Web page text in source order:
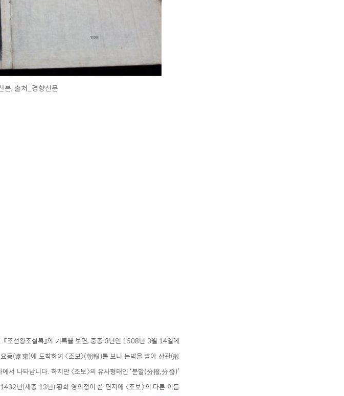
본, 출처_경향신문
조선왕조실록』의 기록을 보면, 중종 3년인 1508년 3월 14일에
(遼東)에 도착하여 〈조보〉(朝報)를 보니 논박을 받아 산관(散
서 나타납니다. 하지만 〈조보〉의 유사형태인 ‘분발(分撥,分發)’
년(세종 13년) 황희 영의정이 쓴 편지에 〈조보〉의 다른 이름